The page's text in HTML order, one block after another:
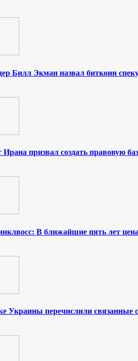
Билл Экман назвал биткоин
Ирана призвал создать правовую
В ближайшие пять лет
Украины перечислили связанные